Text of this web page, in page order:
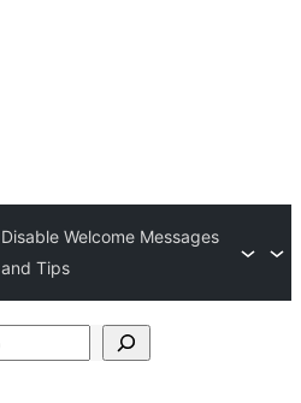
Disable Welcome Messages
and Tips